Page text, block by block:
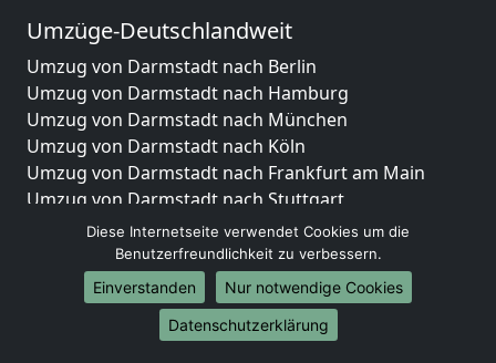
Umzüge-Deutschlandweit
Umzug von Darmstadt nach Berlin
Umzug von Darmstadt nach Hamburg
Umzug von Darmstadt nach München
Umzug von Darmstadt nach Köln
Umzug von Darmstadt nach Frankfurt am Main
Umzug von Darmstadt nach Stuttgart
Umzug von Darmstadt nach Düsseldorf
Umzug von Darmstadt nach Leipzig
Umzug von Darmstadt nach Dortmund
Umzug von Darmstadt nach Essen
Umzug von Darmstadt nach Bremen
Diese Internetseite verwendet Cookies um die
Benutzerfreundlichkeit zu verbessern.
Einverstanden
Nur notwendige Cookies
Datenschutzerklärung